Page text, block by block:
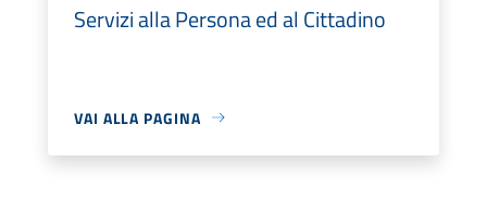
Servizi alla Persona ed al Cittadino
VAI ALLA PAGINA